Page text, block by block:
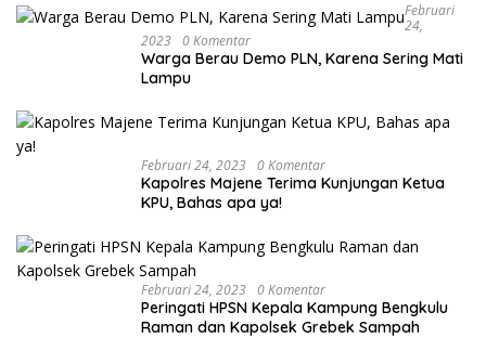
Februari
24,
2023 0 Komentar
Warga Berau Demo PLN, Karena Sering Mati
Lampu
Februari 24, 2023 0 Komentar
Kapolres Majene Terima Kunjungan Ketua
KPU, Bahas apa ya!
Februari 24, 2023 0 Komentar
Peringati HPSN Kepala Kampung Bengkulu
Raman dan Kapolsek Grebek Sampah